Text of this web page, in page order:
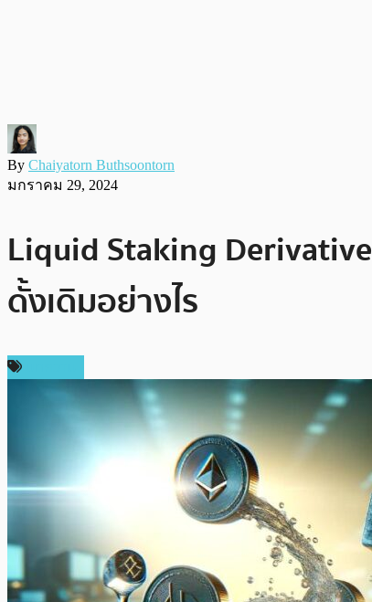
By Chaiyatorn Buthsoontorn
มกราคม 29, 2024
Liquid Staking
ดั้งเดิมอย่างไร